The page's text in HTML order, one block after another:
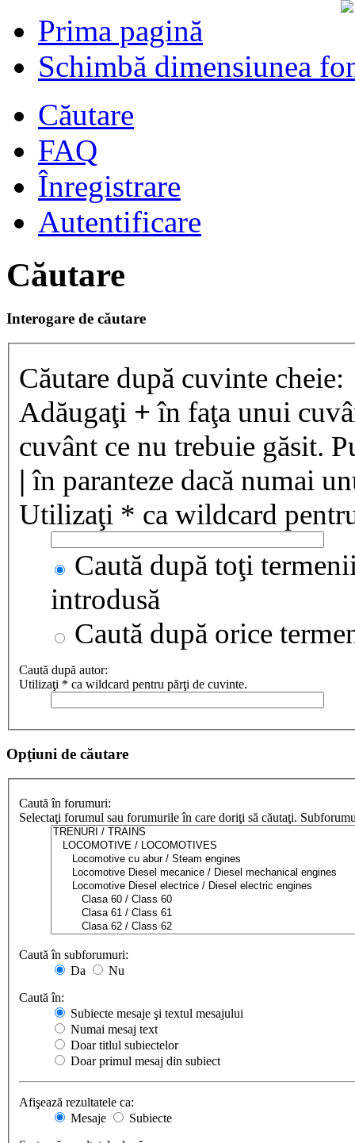
Prima pagină
Schimbă dimensiunea
Căutare
FAQ
Înregistrare
Autentificare
Căutare
Interogare de căutare
Căutare după cuvinte cheie:
Adăugaţi + în faţa unui
cuvânt ce nu trebuie găsit.
| în paranteze dacă numai
Utilizaţi * ca wildcard
Caută după toţi
introdusă
Caută după orice
Caută după autor:
Utilizaţi * ca wildcard pentru părţi de cuvinte.
Opţiuni de căutare
Caută în forumuri:
Selectaţi forumul sau forumurile în care doriţi să căutaţi.
Caută în subforumuri:
Da
Nu
Caută în:
Subiecte mesaje şi textul mesajului
Numai mesaj text
Doar titlul subiectelor
Doar primul mesaj din subiect
Afişează rezultatele ca:
Mesaje
Subiecte